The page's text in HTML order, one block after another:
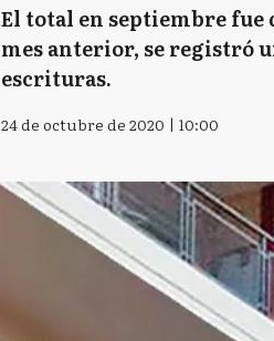
El total en septiembre fue
mes anterior, se registró
escrituras.
24 de octubre de 2020 | 10:00